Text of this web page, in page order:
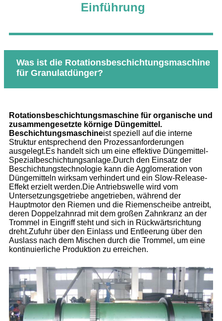
Einführung
Was ist die Rotationsbeschichtungsmaschine
für Granulatdünger?
Rotationsbeschichtungsmaschine für organische und
zusammengesetzte körnige Düngemittel.
Beschichtungsmaschineist speziell auf die interne
Struktur entsprechend den Prozessanforderungen
ausgelegt.Es handelt sich um eine effektive Düngemittel-
Spezialbeschichtungsanlage.Durch den Einsatz der
Beschichtungstechnologie kann die Agglomeration von
Düngemitteln wirksam verhindert und ein Slow-Release-
Effekt erzielt werden.Die Antriebswelle wird vom
Untersetzungsgetriebe angetrieben, während der
Hauptmotor den Riemen und die Riemenscheibe antreibt,
deren Doppelzahnrad mit dem großen Zahnkranz an der
Trommel in Eingriff steht und sich in Rückwärtsrichtung
dreht.Zufuhr über den Einlass und Entleerung über den
Auslass nach dem Mischen durch die Trommel, um eine
kontinuierliche Produktion zu erreichen.